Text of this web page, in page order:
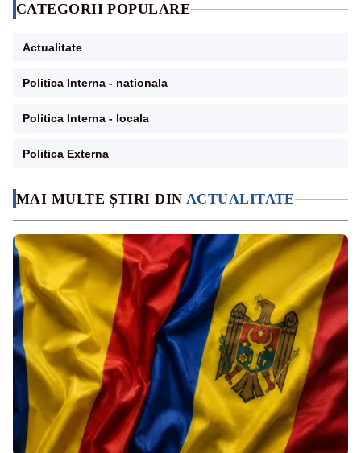
MAI MULTE ȘTIRI DIN ACTUALITATE
CATEGORII POPULARE
Actualitate
Politica Interna - nationala
Politica Interna - locala
Politica Externa